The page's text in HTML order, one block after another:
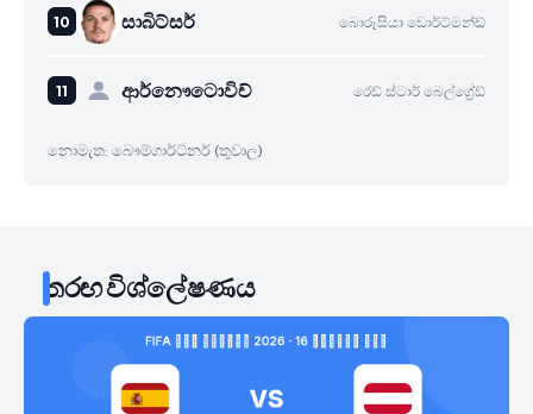
සාබිට්සර් බොරූසියා ඩොර්ට්මන්ඩ්
ආර්නෞටොවිච් රෙඩ් ස්ටාර් බෙල්ග්‍රේඩ්
නොමැත: බෞම්ගාර්ට්නර් (තුවාල)
තරඟ විශ්ලේෂණය